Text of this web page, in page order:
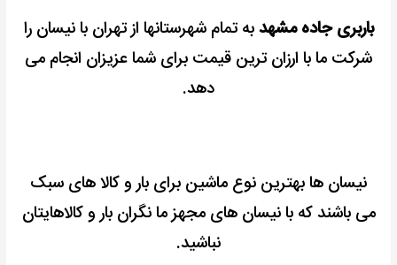
باربری جاده مشهدبه تمام شهرستانها از تهران با نیسان را
شرکت ما با ارزان ترین قیمت برای شما عزیزان انجام می
دهد.
نیسان ها بهترین نوع ماشین برای بار و کالا های سبک
می باشند که با نیسان های مجهز ما نگران بار و کالاهایتان
نباشید.